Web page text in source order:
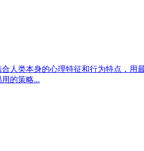
人类本身的心理特征和行为特点，
的策略...